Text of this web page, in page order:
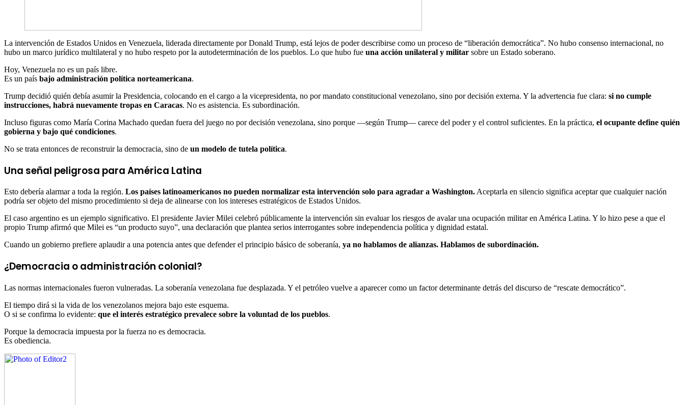
La intervención de Estados Unidos en Venezuela, liderada directamente por Donald Trump, está lejos de poder describirse como un proceso de “liberación democrática”. No hubo consenso internacional, no
hubo un marco jurídico multilateral y no hubo respeto por la autodeterminación de los pueblos. Lo que hubo fue una acción unilateral y militar sobre un Estado soberano.
Hoy, Venezuela no es un país libre.
Es un país bajo administración política norteamericana.
Trump decidió quién debía asumir la Presidencia, colocando en el cargo a la vicepresidenta, no por mandato constitucional venezolano, sino por decisión externa. Y la advertencia fue clara: si no cumple
instrucciones, habrá nuevamente tropas en Caracas. No es asistencia. Es subordinación.
Incluso figuras como María Corina Machado quedan fuera del juego no por decisión venezolana, sino porque —según Trump— carece del poder y el control suficientes. En la práctica, el ocupante define quién
gobierna y bajo qué condiciones.
No se trata entonces de reconstruir la democracia, sino de un modelo de tutela política.
Una señal peligrosa para América Latina
Esto debería alarmar a toda la región. Los países latinoamericanos no pueden normalizar esta intervención solo para agradar a Washington. Aceptarla en silencio significa aceptar que cualquier nación
podría ser objeto del mismo procedimiento si deja de alinearse con los intereses estratégicos de Estados Unidos.
El caso argentino es un ejemplo significativo. El presidente Javier Milei celebró públicamente la intervención sin evaluar los riesgos de avalar una ocupación militar en América Latina. Y lo hizo pese a que el
propio Trump afirmó que Milei es “un producto suyo”, una declaración que plantea serios interrogantes sobre independencia política y dignidad estatal.
Cuando un gobierno prefiere aplaudir a una potencia antes que defender el principio básico de soberanía, ya no hablamos de alianzas. Hablamos de subordinación.
¿Democracia o administración colonial?
Las normas internacionales fueron vulneradas. La soberanía venezolana fue desplazada. Y el petróleo vuelve a aparecer como un factor determinante detrás del discurso de “rescate democrático”.
El tiempo dirá si la vida de los venezolanos mejora bajo este esquema.
O si se confirma lo evidente: que el interés estratégico prevalece sobre la voluntad de los pueblos.
Porque la democracia impuesta por la fuerza no es democracia.
Es obediencia.